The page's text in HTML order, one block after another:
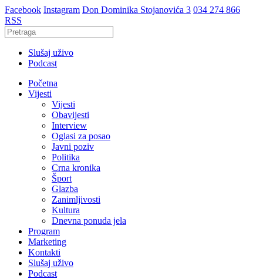
Facebook Instagram Don Dominika Stojanovića 3 034 274 866
RSS
Slušaj uživo
Podcast
Početna
Vijesti
Vijesti
Obavijesti
Interview
Oglasi za posao
Javni poziv
Politika
Crna kronika
Šport
Glazba
Zanimljivosti
Kultura
Dnevna ponuda jela
Program
Marketing
Kontakti
Slušaj uživo
Podcast